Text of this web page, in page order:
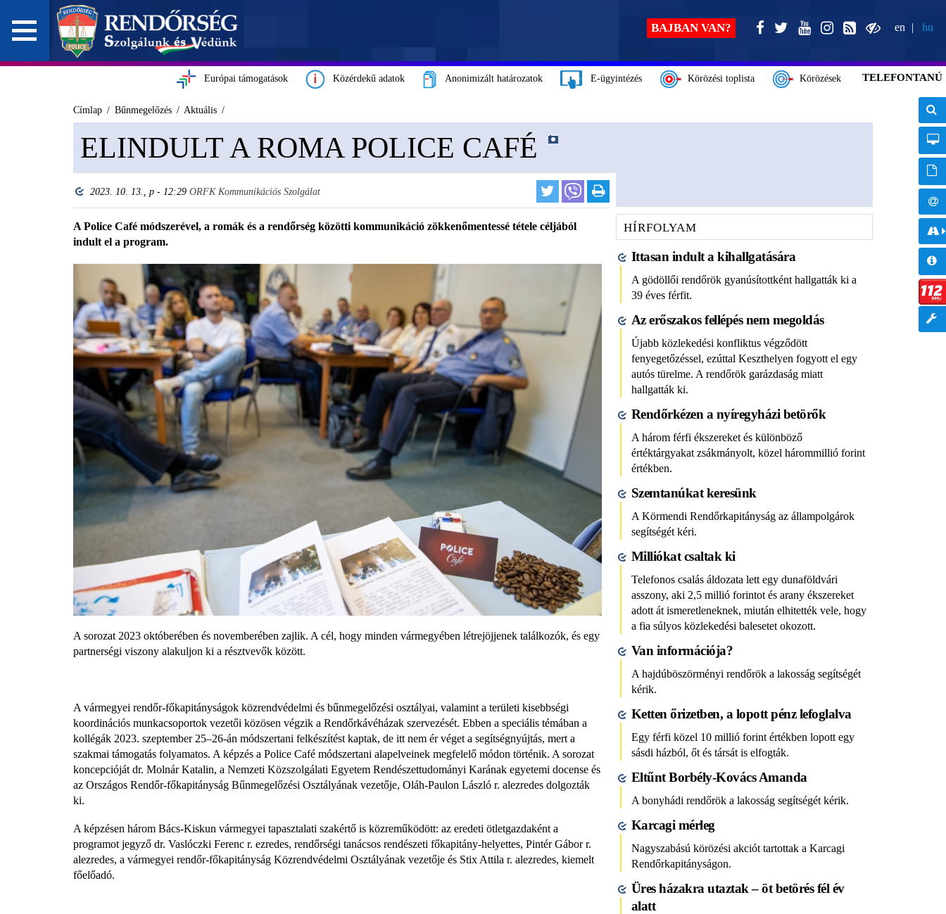
en hu
BAJBAN VAN?
Európai támogatások Közérdekű adatok Anonimizált határozatok E-ügyintézés Körözési toplista Körözések TELEFONTANÚ
Címlap Bűnmegelőzés Aktuális
ELINDULT A ROMA POLICE CAFÉ
2023. 10. 13., p - 12:29 ORFK Kommunikációs Szolgálat
A Police Café módszerével, a romák és a rendőrség közötti kommunikáció zökkenőmentessé tétele céljából
indult el a program.
A sorozat 2023 októberében és novemberében zajlik. A cél, hogy minden vármegyében létrejöjjenek találkozók, és egy
partnerségi viszony alakuljon ki a résztvevők között.
A vármegyei rendőr-főkapitányságok közrendvédelmi és bűnmegelőzési osztályai, valamint a területi kisebbségi
koordinációs munkacsoportok vezetői közösen végzik a Rendőrkávéházak szervezését. Ebben a speciális témában a
kollégák 2023. szeptember 25–26-án módszertani felkészítést kaptak, de itt nem ér véget a segítségnyújtás, mert a
szakmai támogatás folyamatos. A képzés a Police Café módszertani alapelveinek megfelelő módon történik. A sorozat
koncepcióját dr. Molnár Katalin, a Nemzeti Közszolgálati Egyetem Rendészettudományi Karának egyetemi docense és
az Országos Rendőr-főkapitányság Bűnmegelőzési Osztályának vezetője, Oláh-Paulon László r. alezredes dolgozták
ki.
A képzésen három Bács-Kiskun vármegyei tapasztalati szakértő is közreműködött: az eredeti ötletgazdaként a
programot jegyző dr. Vaslóczki Ferenc r. ezredes, rendőrségi tanácsos rendészeti főkapitány-helyettes, Pintér Gábor r.
alezredes, a vármegyei rendőr-főkapitányság Közrendvédelmi Osztályának vezetője és Stix Attila r. alezredes, kiemelt
főelőadó.
HÍRFOLYAM
Ittasan indult a kihallgatására
A gödöllői rendőrök gyanúsítottként hallgatták ki a
39 éves férfit.
Az erőszakos fellépés nem megoldás
Újabb közlekedési konfliktus végződött
fenyegetőzéssel, ezúttal Keszthelyen fogyott el egy
autós türelme. A rendőrök garázdaság miatt
hallgatták ki.
Rendőrkézen a nyíregyházi betörők
A három férfi ékszereket és különböző
értéktárgyakat zsákmányolt, közel hárommillió forint
értékben.
Szemtanúkat keresünk
A Körmendi Rendőrkapitányság az állampolgárok
segítségét kéri.
Milliókat csaltak ki
Telefonos csalás áldozata lett egy dunaföldvári
asszony, aki 2,5 millió forintot és arany ékszereket
adott át ismeretleneknek, miután elhitették vele, hogy
a fia súlyos közlekedési balesetet okozott.
Van információja?
A hajdúböszörményi rendőrök a lakosság segítségét
kérik.
Ketten őrizetben, a lopott pénz lefoglalva
Egy férfi közel 10 millió forint értékben lopott egy
sásdi házból, őt és társát is elfogták.
Eltűnt Borbély-Kovács Amanda
A bonyhádi rendőrök a lakosság segítségét kérik.
Karcagi mérleg
Nagyszabású körözési akciót tartottak a Karcagi
Rendőrkapitányságon.
Üres házakra utaztak – öt betörés fél év
alatt